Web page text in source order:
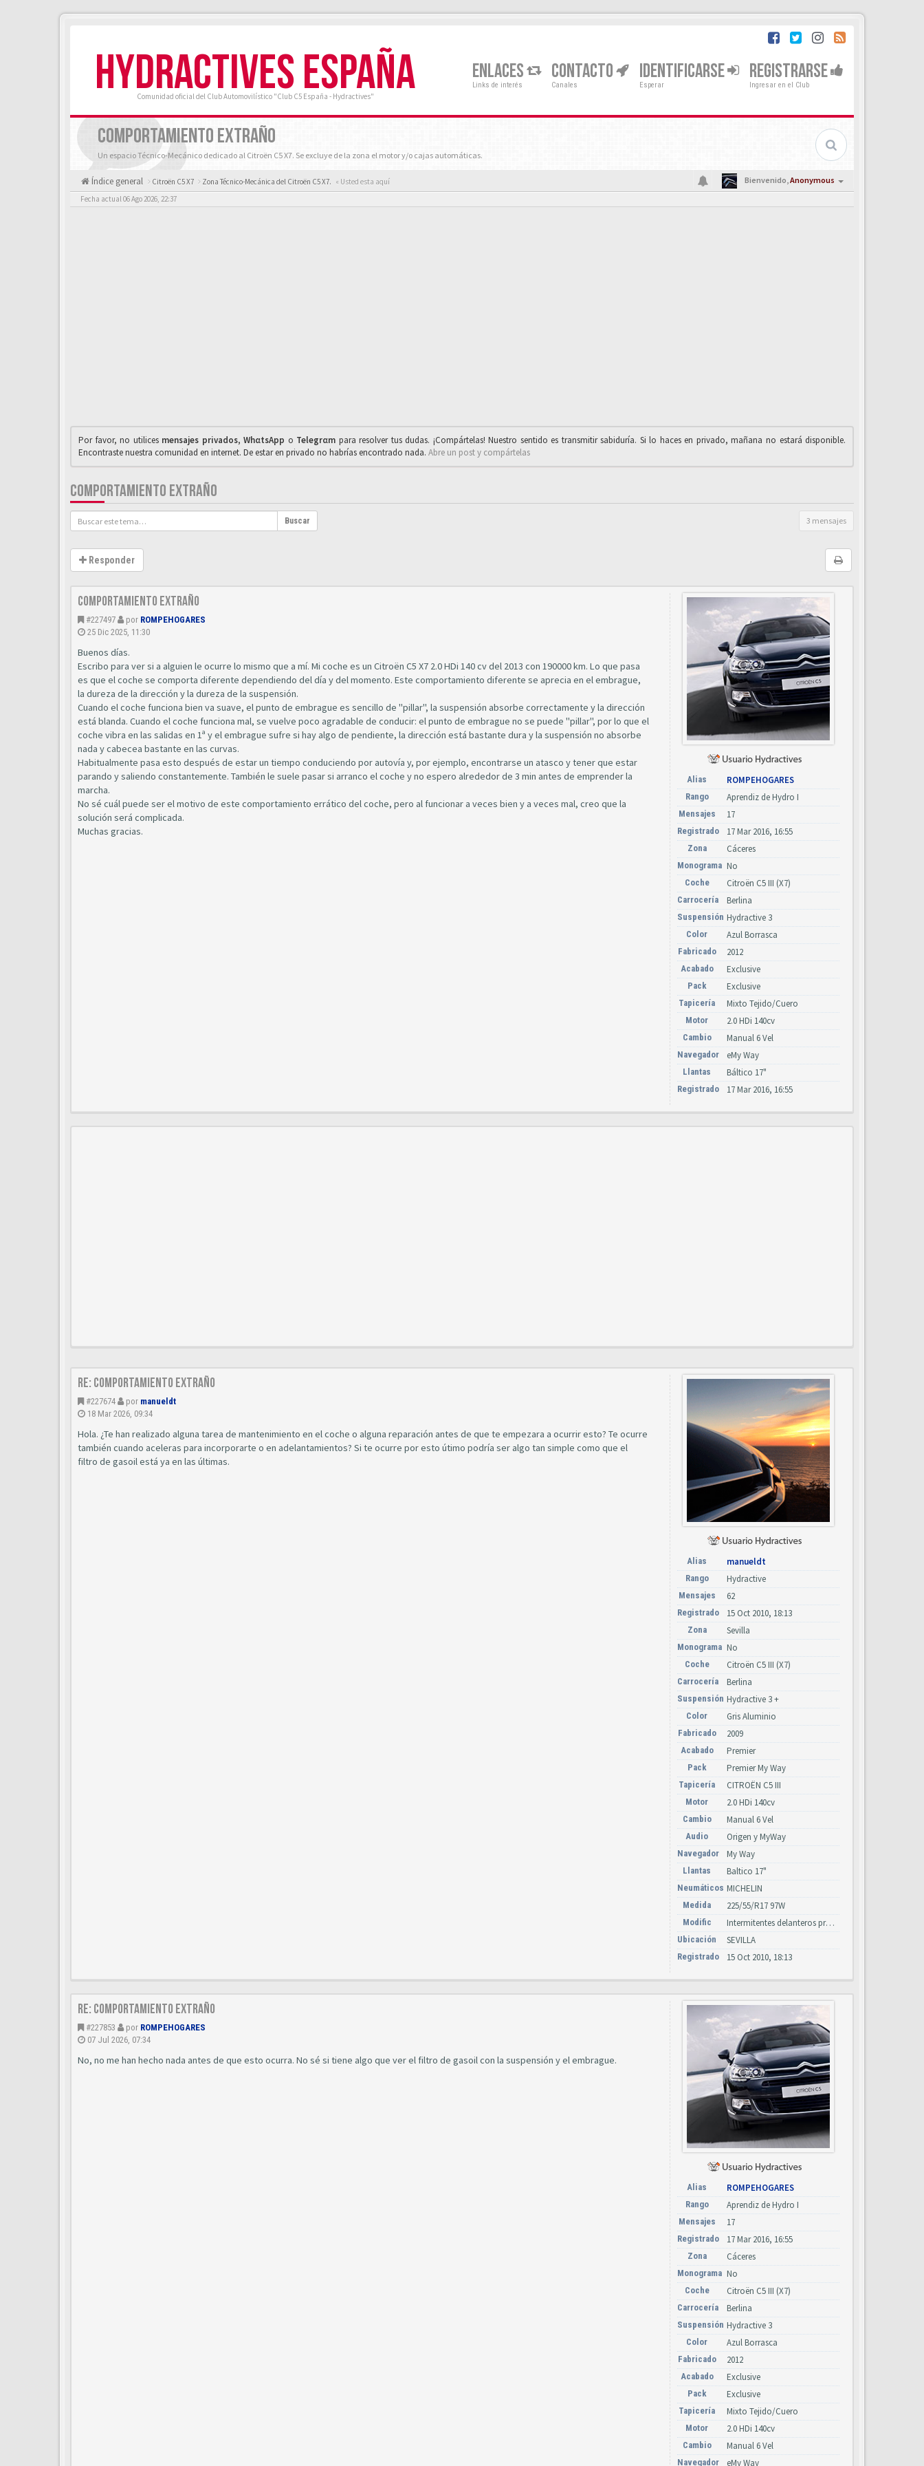
HYDRACTIVES ESPAÑA
Comunidad oficial del Club Automovilístico "Club C5 España - Hydractives"
ENLACES
Links de interés
CONTACTO
Canales
IDENTIFICARSE
Esperar
REGISTRARSE
Ingresar en el Club
COMPORTAMIENTO EXTRAÑO
Un espacio Técnico-Mecánico dedicado al Citroën C5 X7. Se excluye de la zona el motor y/o cajas automáticas.
Índice general Citroën C5 X7 Zona Técnico-Mecánica del Citroën C5 X7. « Usted esta aquí Bienvenido,Anonymous
Fecha actual 06 Ago 2026, 22:37
Por favor, no utilices mensajes privados,WhαtsApp o Telegrαm para resolver tus dudas. ¡Compártelas! Nuestro sentido es transmitir sabiduría. Si lo haces en privado, mañana no estará disponible.
Encontraste nuestra comunidad en internet. De estar en privado no habrías encontrado nada. Abre un post y compártelas
COMPORTAMIENTO EXTRAÑO
Buscar 3 mensajes
Responder
Comportamiento extraño
#227497 por ROMPEHOGARES
25 Dic 2025, 11:30
Buenos días.
Escribo para ver si a alguien le ocurre lo mismo que a mí. Mi coche es un Citroën C5 X7 2.0 HDi 140 cv del 2013 con 190000 km. Lo que pasa
es que el coche se comporta diferente dependiendo del día y del momento. Este comportamiento diferente se aprecia en el embrague,
la dureza de la dirección y la dureza de la suspensión.
Cuando el coche funciona bien va suave, el punto de embrague es sencillo de "pillar", la suspensión absorbe correctamente y la dirección
está blanda. Cuando el coche funciona mal, se vuelve poco agradable de conducir: el punto de embrague no se puede "pillar", por lo que el
coche vibra en las salidas en 1ª y el embrague sufre si hay algo de pendiente, la dirección está bastante dura y la suspensión no absorbe
nada y cabecea bastante en las curvas.
Habitualmente pasa esto después de estar un tiempo conduciendo por autovía y, por ejemplo, encontrarse un atasco y tener que estar
parando y saliendo constantemente. También le suele pasar si arranco el coche y no espero alrededor de 3 min antes de emprender la
marcha.
No sé cuál puede ser el motivo de este comportamiento errático del coche, pero al funcionar a veces bien y a veces mal, creo que la
solución será complicada.
Muchas gracias.
Alias ROMPEHOGARES
Rango Aprendiz de Hydro I
Mensajes 17
Registrado 17 Mar 2016, 16:55
Zona Cáceres
Monograma No
Coche Citroën C5 III (X7)
Carrocería Berlina
Suspensión Hydractive 3
Color Azul Borrasca
Fabricado 2012
Acabado Exclusive
Pack Exclusive
Tapicería Mixto Tejido/Cuero
Motor 2.0 HDi 140cv
Cambio Manual 6 Vel
Navegador eMy Way
Llantas Báltico 17"
Registrado 17 Mar 2016, 16:55
Re: Comportamiento extraño
#227674 por manueldt
18 Mar 2026, 09:34
Hola. ¿Te han realizado alguna tarea de mantenimiento en el coche o alguna reparación antes de que te empezara a ocurrir esto? Te ocurre
también cuando aceleras para incorporarte o en adelantamientos? Si te ocurre por esto útimo podría ser algo tan simple como que el
filtro de gasoil está ya en las últimas.
Alias manueldt
Rango Hydractive
Mensajes 62
Registrado 15 Oct 2010, 18:13
Zona Sevilla
Monograma No
Coche Citroën C5 III (X7)
Carrocería Berlina
Suspensión Hydractive 3 +
Color Gris Aluminio
Fabricado 2009
Acabado Premier
Pack Premier My Way
Tapicería CITROËN C5 III
Motor 2.0 HDi 140cv
Cambio Manual 6 Vel
Audio Origen y MyWay
Navegador My Way
Llantas Baltico 17"
Neumáticos MICHELIN
Medida 225/55/R17 97W
Modific Intermitentes delanteros progresivos y navegador android
Ubicación SEVILLA
Registrado 15 Oct 2010, 18:13
Re: Comportamiento extraño
#227853 por ROMPEHOGARES
07 Jul 2026, 07:34
No, no me han hecho nada antes de que esto ocurra. No sé si tiene algo que ver el filtro de gasoil con la suspensión y el embrague.
Alias ROMPEHOGARES
Rango Aprendiz de Hydro I
Mensajes 17
Registrado 17 Mar 2016, 16:55
Zona Cáceres
Monograma No
Coche Citroën C5 III (X7)
Carrocería Berlina
Suspensión Hydractive 3
Color Azul Borrasca
Fabricado 2012
Acabado Exclusive
Pack Exclusive
Tapicería Mixto Tejido/Cuero
Motor 2.0 HDi 140cv
Cambio Manual 6 Vel
Navegador eMy Way